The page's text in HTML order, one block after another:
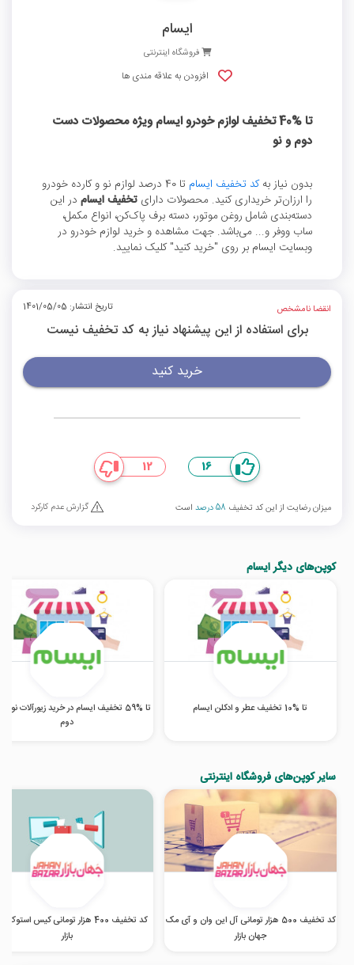
ایسام
فروشگاه اینترنتی
افزودن به علاقه مندی ها
تا %40 تخفیف لوازم خودرو ایسام ویژه محصولات دست
دوم و نو
بدون نیاز بهکد تخفیف ایسام
تا 40 درصد لوازم نو و کارده خودرو
را ارزان‌تر خریداری کنید. محصولات دارای تخفیف ایسامدر این
دسته‌بندی شامل روغن موتور، دسته برف پاک‌کن، انواع مکمل،
ساب ووفر و... می‌باشد. جهت مشاهده و خرید لوازم خودرو در
وبسایت ایسام بر روی "خرید کنید" کلیک نمایید.
انقضا نامشخص تاریخ انتشار: 1401/05/05
برای استفاده از این پیشنهاد نیاز به کد تخفیف نیست
خرید کنید
16
12
میزان رضایت از این کد تخفیف 58 درصد است گزارش عدم کارکرد
کوپن‌های دیگر ایسام
تا %10 تخفیف عطر و ادکلن ایسام
تا %59 تخفیف ایسام در خرید زیورآلات
دوم
سایر کوپن‌های فروشگاه اینترنتی
کد تخفیف 500 هزار تومانی آل این وان و آی مک
جهان بازار
کد تخفیف 400 هزار تومانی کیس
بازار